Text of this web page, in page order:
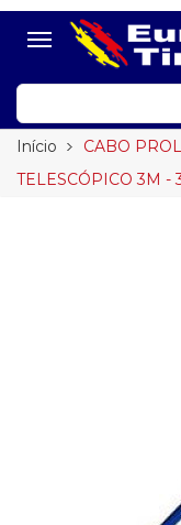
Início
CABO
TELESCÓPICO 3M -